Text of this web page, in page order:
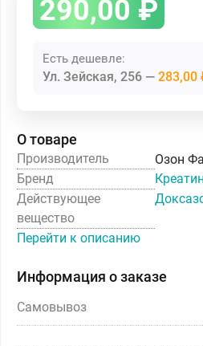
290,00 ₽
Есть дешевле:
Ул. Зейская, 256 283,00
О товаре
Производитель
Озон
Бренд
Действующее
вещество
Перейти к описанию
Информация о заказе
Самовывоз